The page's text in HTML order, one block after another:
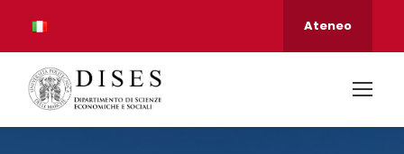
Ateneo